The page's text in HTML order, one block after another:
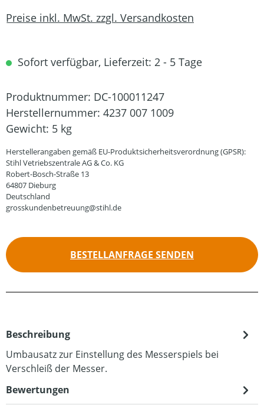
Preise inkl. MwSt. zzgl. Versandkosten
Sofort verfügbar, Lieferzeit: 2 - 5 Tage
Produktnummer: DC-100011247
Herstellernummer: 4237 007 1009
Gewicht: 5 kg
Herstellerangaben gemäß EU-Produktsicherheitsverordnung (GPSR):
Stihl Vetriebszentrale AG & Co. KG
Robert-Bosch-Straße 13
64807 Dieburg
Deutschland
grosskundenbetreuung@stihl.de
BESTELLANFRAGE SENDEN
Beschreibung
Umbausatz zur Einstellung des Messerspiels bei
Verschleiß der Messer.
Bewertungen